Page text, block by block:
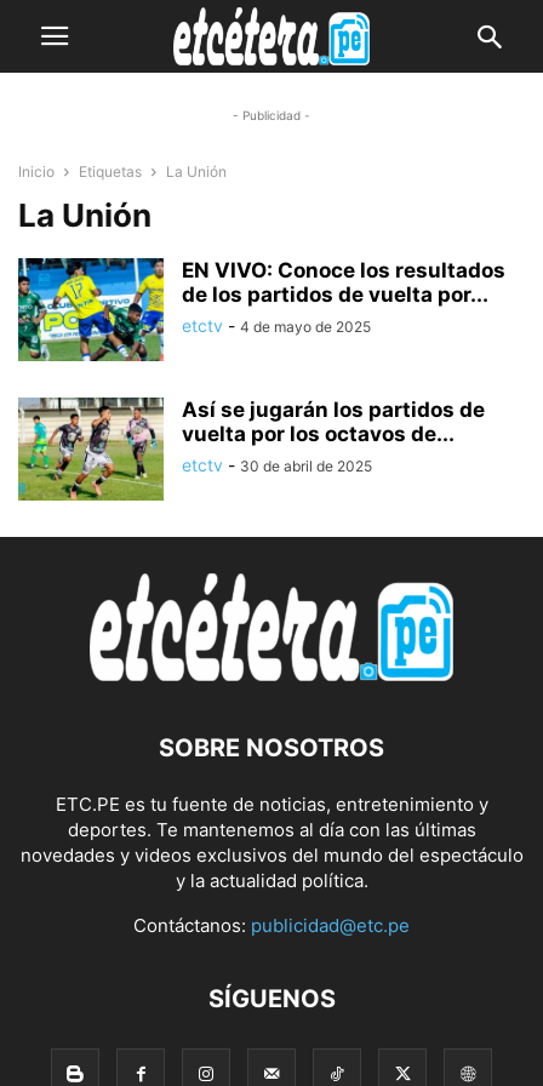
- Publicidad -
Inicio Etiquetas La Unión
La Unión
EN VIVO: Conoce los resultados
de los partidos de vuelta por...
etctv - 4 de mayo de 2025
Así se jugarán los partidos de
vuelta por los octavos de...
etctv - 30 de abril de 2025
SOBRE NOSOTROS
ETC.PE es tu fuente de noticias, entretenimiento y
deportes. Te mantenemos al día con las últimas
novedades y videos exclusivos del mundo del espectáculo
y la actualidad política.
Contáctanos: publicidad@etc.pe
SÍGUENOS